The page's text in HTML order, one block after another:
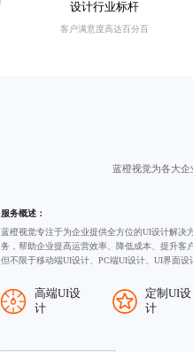
设计行业标杆
客户满意度高达百分百
蓝橙视觉为各大企
服务概述：
蓝橙视觉专注于为企业提供全方位的UI设计解决
务，帮助企业提高运营效率、降低成本、提升客
但不限于移动端UI设计、PC端UI设计、UI界面设
高端UI设
计
定制UI设
计